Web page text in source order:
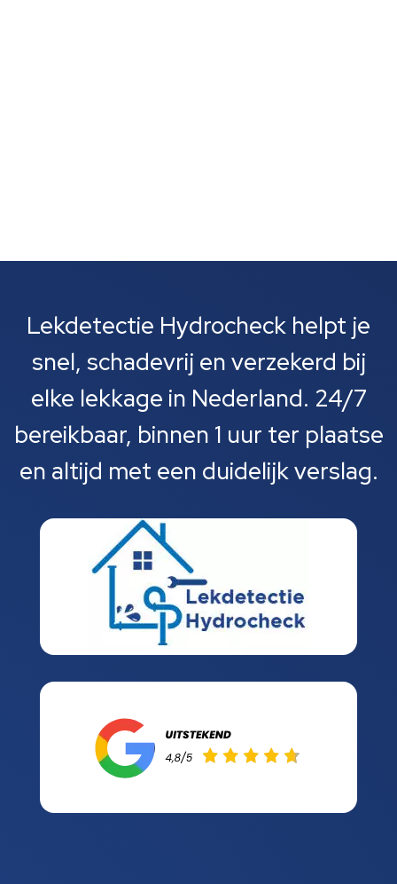
Lekdetectie Hydrocheck helpt je
snel, schadevrij en verzekerd bij
elke lekkage in Nederland. 24/7
bereikbaar, binnen 1 uur ter plaatse
en altijd met een duidelijk verslag.